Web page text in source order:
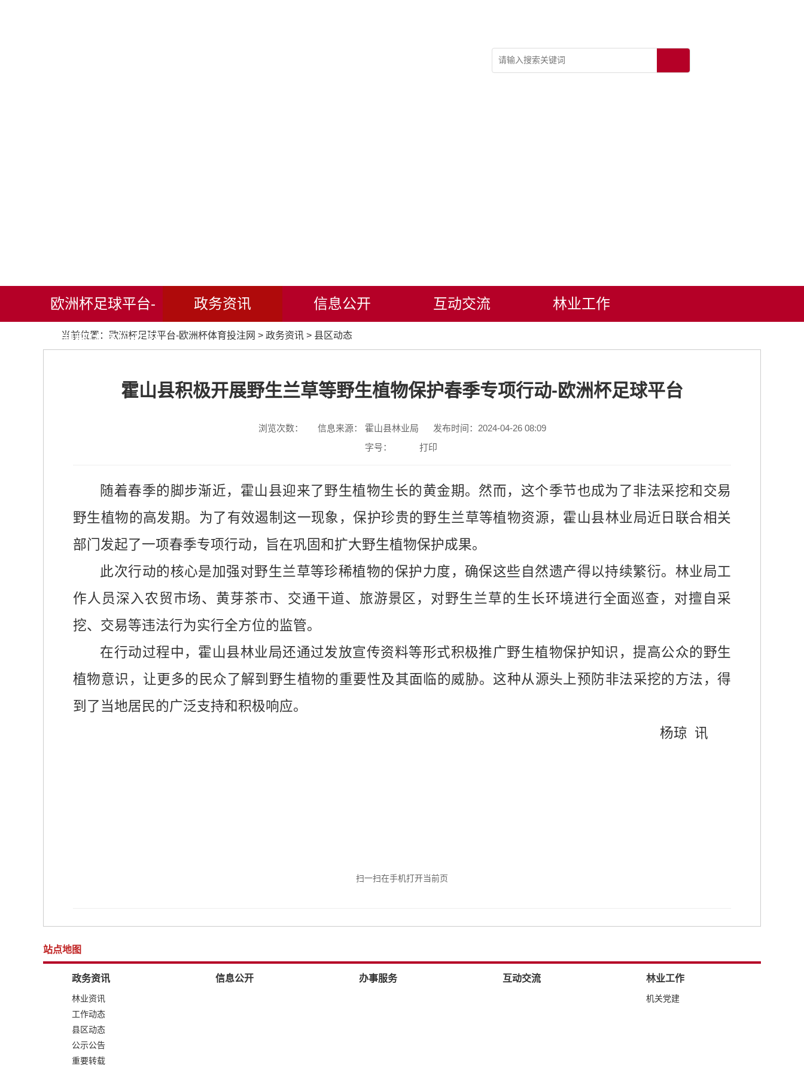
欧洲杯足球平台-
欧洲杯体育投注网
政务资讯 信息公开 互动交流 林业工作
当前位置： 欧洲杯足球平台-欧洲杯体育投注网 > 政务资讯 > 县区动态
霍山县积极开展野生兰草等野生植物保护春季专项行动-欧洲杯足球平台
浏览次数： 信息来源： 霍山县林业局
发布时间：2024-04-26 08:09
字号：
打印
随着春季的脚步渐近，霍山县迎来了野生植物生长的黄金期。然而，这个季节也成为了非法采挖和交易
野生植物的高发期。为了有效遏制这一现象，保护珍贵的野生兰草等植物资源，霍山县林业局近日联合相关
部门发起了一项春季专项行动，旨在巩固和扩大野生植物保护成果。
此次行动的核心是加强对野生兰草等珍稀植物的保护力度，确保这些自然遗产得以持续繁衍。林业局工
作人员深入农贸市场、黄芽茶市、交通干道、旅游景区，对野生兰草的生长环境进行全面巡查，对擅自采
挖、交易等违法行为实行全方位的监管。
在行动过程中，霍山县林业局还通过发放宣传资料等形式积极推广野生植物保护知识，提高公众的野生
植物意识，让更多的民众了解到野生植物的重要性及其面临的威胁。这种从源头上预防非法采挖的方法，得
到了当地居民的广泛支持和积极响应。
杨琼 讯
扫一扫在手机打开当前页
站点地图
政务资讯
林业资讯
工作动态
县区动态
公示公告
重要转载
信息公开 办事服务 互动交流 林业工作
机关党建